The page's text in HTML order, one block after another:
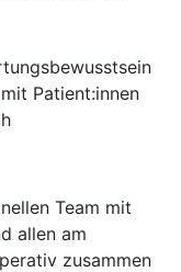
Patient:innen
Team mit
allen am
zusammen